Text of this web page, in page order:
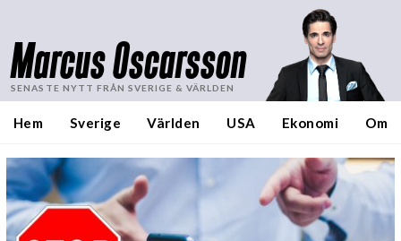
Marcus Oscarsson
SENASTE NYTT FRÅN SVERIGE & VÄRLDEN
Hem Sverige Världen USA Ekonomi Om